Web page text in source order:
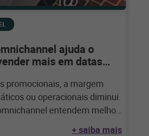
ajuda o
mais em datas
promocionais, a margem
ou operacionais diminui.
entendem melhor
+ saiba mais